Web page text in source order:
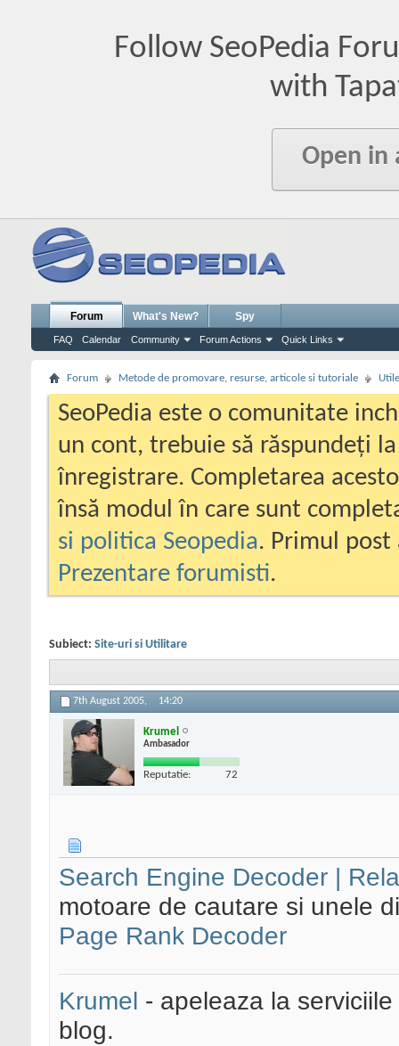
Follow SeoPedia
with
Open in
Forum
FAQ Calendar Community Forum Actions Quick Links
What's New? Spy
Forum Metode de promovare, resurse, articole si tutoriale Utile
SeoPedia este o comunitate
un cont, trebuie să răspundeți
înregistrare. Completarea
însă modul în care sunt
si politica Seopedia. Primul
Prezentare forumisti.
Subiect: Site-uri si Utilitare
7th August 2005, 14:20
Krumel
Ambasador
Reputatie: 72
Search Engine Decoder |
motoare de cautare si unele
Page Rank Decoder
Krumel - apeleaza la
blog.